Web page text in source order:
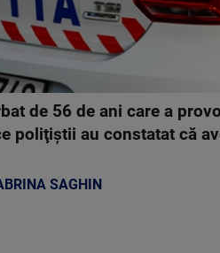
de 56 de ani care a
poliţiştii au constatat că
SAGHIN